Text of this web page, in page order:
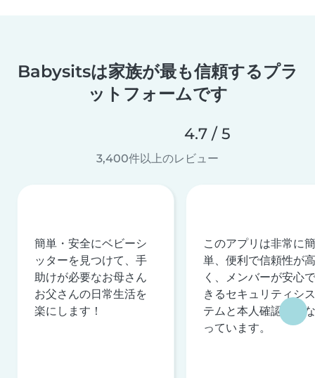
Babysitsは家族が最も信頼するプラ
ットフォームです
4.7 / 5
3,400件以上のレビュー
簡単・安全にベビーシ
ッターを見つけて、手
助けが必要なお母さん
お父さんの日常生活を
楽にします！
このアプリは非常に簡
単、便利で信頼性が高
く、メンバーが安心で
きるセキュリティシス
テムと本人確認を行な
っています。